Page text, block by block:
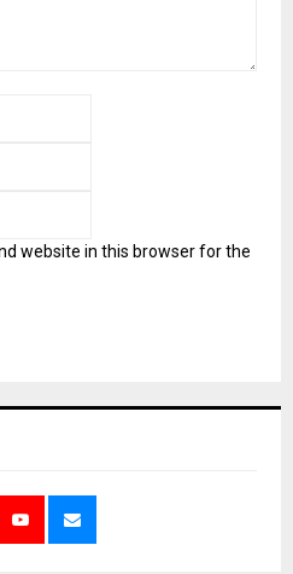
website in this browser for the